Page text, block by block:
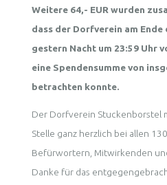
Weitere 64,- EUR wurden
dass der Dorfverein am
gestern Nacht um 23:59 Uhr
eine Spendensumme von
betrachten konnte.
Der Dorfverein Stuckenborstel
Stelle ganz herzlich bei allen
Befürwortern, Mitwirkenden
Danke für das